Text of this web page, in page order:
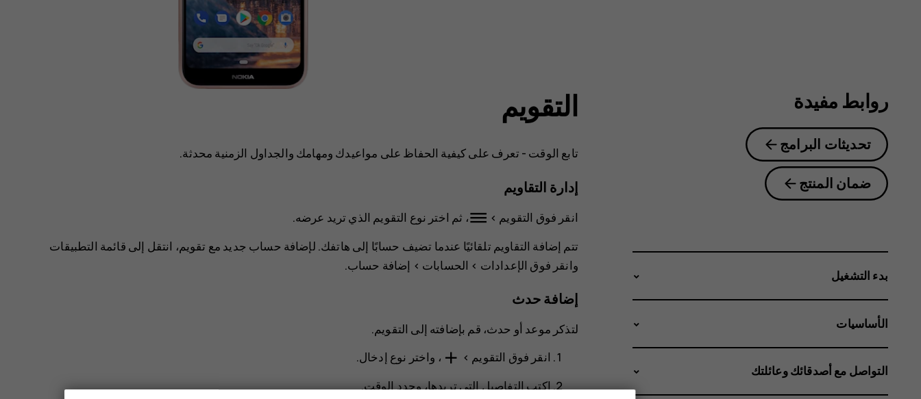
التقويم
تابع الوقت - تعرف على كيفية الحفاظ على مواعيدك ومهامك والجداول الزمنية محدثة.
إدارة التقاويم
انقر فوق التقويم >
dehaze، ثم اختر نوع التقويم الذي تريد عرضه.
تتم إضافة التقاويم تلقائيًا عندما تضيف حسابًا إلى هاتفك. لإضافة حساب جديد مع تقويم، انتقل إلى ‏قائمة التطبيقات
وانقر فوق الإعدادات > الحسابات > إضافة حساب.
إضافة حدث
لتذكر موعد أو حدث، قم بإضافته إلى التقويم.
انقر فوق التقويم‏‎ >
add ، واختر نوع إدخال.
اكتب التفاصيل التي تريدها، وحدد الوقت.
روابط مفيدة
تحديثات البرامج
ضمان المنتج
بدء التشغيل
الأساسيات
التواصل مع أصدقائك وعائلتك